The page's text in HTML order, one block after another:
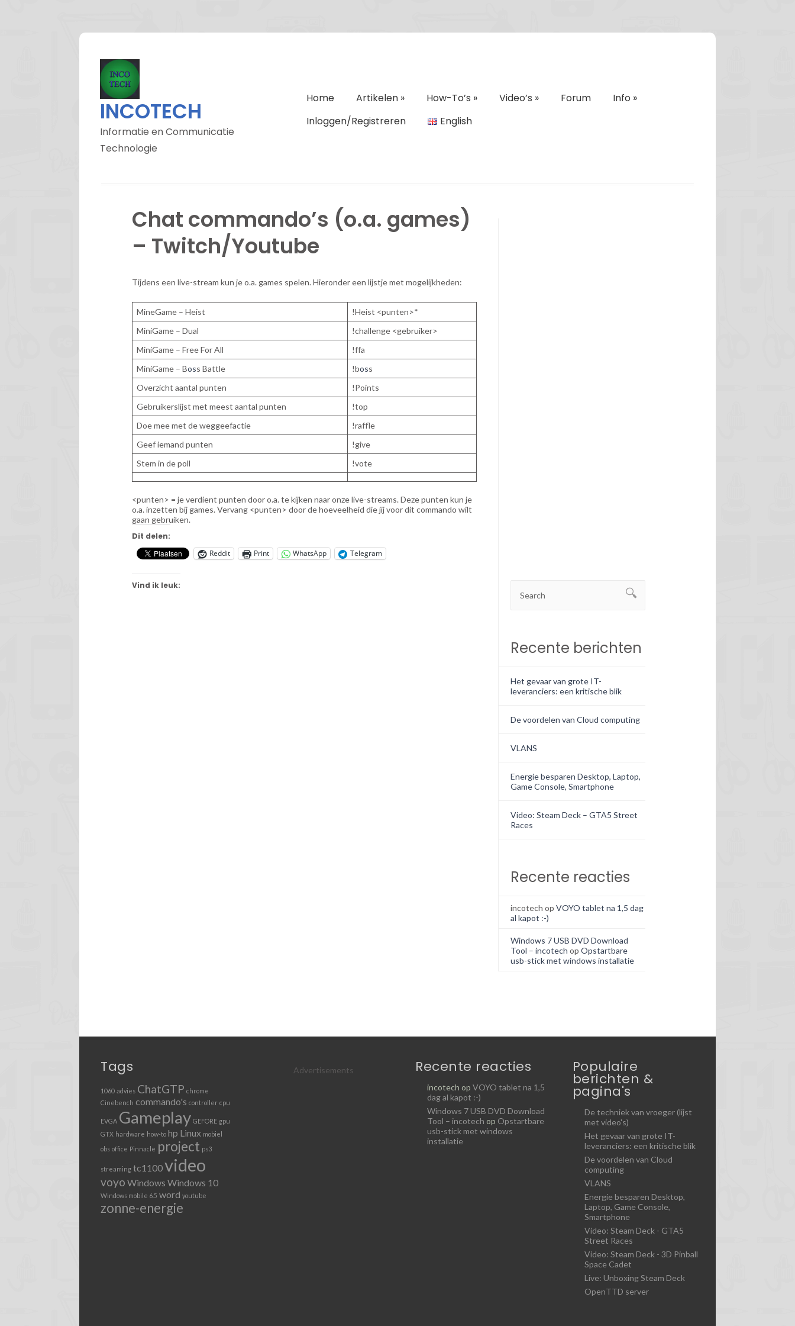
INCOTECH
Informatie en Communicatie
Technologie
Home Artikelen» How-To’s » Video’s » Forum Info »
Inloggen/Registreren
English
Chat commando’s (o.a. games)
– Twitch/Youtube
Tijdens een live-stream kun je o.a. games spelen. Hieronder een lijstje met mogelijkheden:
MineGame – Heist
!Heist <punten>*
MiniGame – Dual
!challenge <gebruiker>
MiniGame – Free For All
!ffa
MiniGame – Boss Battle !boss
Overzicht aantal punten
!Points
Gebruikerslijst met meest aantal punten
!top
Doe mee met de weggeefactie
!raffle
Geef iemand punten
!give
Stem in de poll
!vote
<punten> = je verdient punten door o.a. te kijken naar onze live-streams. Deze punten kun je
o.a. inzetten bij games. Vervang <punten> door de hoeveelheid die jij voor dit commando wilt
gaan gebruiken.
Dit delen:
Reddit
Print WhatsApp Telegram
Vind ik leuk:
Recente berichten
Het gevaar van grote IT-
leveranciers: een kritische blik
De voordelen van Cloud computing
VLANS
Energie besparen Desktop, Laptop,
Game Console, Smartphone
Video: Steam Deck – GTA5 Street
Races
Recente reacties
incotech op VOYO tablet na 1,5 dag
al kapot :-)
Windows 7 USB DVD Download
Tool – incotech op Opstartbare
usb-stick met windows installatie
Tags
1060 advies ChatGTP chrome
Cinebench commando's controller cpu
EVGA Gameplay GEFORE gpu
GTX hardware how-to hp Linux mobiel
obs office Pinnacle project ps3
streaming tc1100video
voyo Windows Windows 10
Windows mobile 6.5 word youtube
zonne-energie
Advertisements Recente reacties
incotech op VOYO tablet na 1,5
dag al kapot :-)
Windows 7 USB DVD Download
Tool – incotech op Opstartbare
usb-stick met windows
installatie
Populaire
berichten &
pagina's
De techniek van vroeger (lijst
met video's)
Het gevaar van grote IT-
leveranciers: een kritische blik
De voordelen van Cloud
computing
VLANS
Energie besparen Desktop,
Laptop, Game Console,
Smartphone
Video: Steam Deck - GTA5
Street Races
Video: Steam Deck - 3D Pinball
Space Cadet
Live: Unboxing Steam Deck
OpenTTD server